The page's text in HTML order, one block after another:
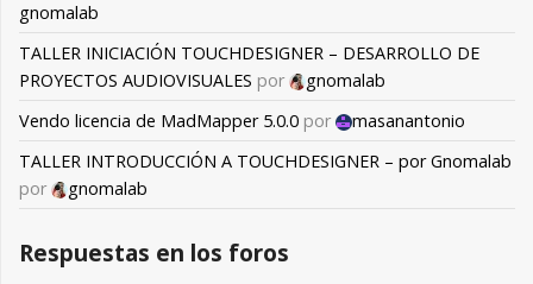
gnomalab
TALLER INICIACIÓN TOUCHDESIGNER – DESARROLLO DE
PROYECTOS AUDIOVISUALES por
gnomalab
Vendo licencia de MadMapper 5.0.0 por
masanantonio
TALLER INTRODUCCIÓN A TOUCHDESIGNER – por Gnomalab
por
gnomalab
Respuestas en los foros